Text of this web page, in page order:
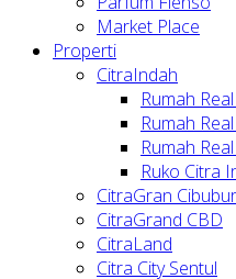
Market Place
Properti
CitraIndah
Rumah
Rumah
Rumah
Ruko Citra
CitraGran Cibubur
CitraGrand CBD
CitraLand
Citra City Sentul